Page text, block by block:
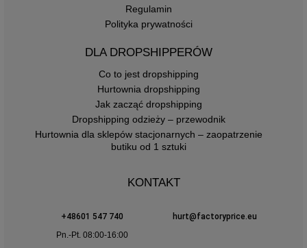
Regulamin
Polityka prywatności
DLA DROPSHIPPERÓW
Co to jest dropshipping
Hurtownia dropshipping
Jak zacząć dropshipping
Dropshipping odzieży – przewodnik
Hurtownia dla sklepów stacjonarnych – zaopatrzenie
butiku od 1 sztuki
KONTAKT
+48601 547 740
hurt@factoryprice.eu
Pn.-Pt. 08:00-16:00